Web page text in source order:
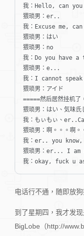
我：Hello, can
猥琐男：er..
我：Excuse me,
猥琐男：はい
猥琐男：no
我：Do you have
猥琐男：e...
我：I cannot
猥琐男：アイド
=====然后居然挂机了
猥琐男：はい、気味氏
我：もぃもぃ、
猥琐男：啊。。。啊。
我：er.. you know,
猥琐男：er... I
我：okay, fuck u
电话行不通，随即放
到了星期四，我才发
BigLobe（http://